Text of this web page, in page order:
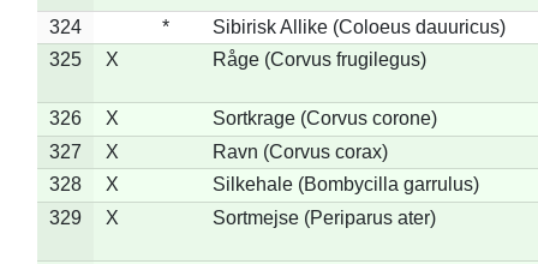
324 *
Sibirisk Allike (Coloeus dauuricus)
325
X Råge (Corvus frugilegus)
326 X
Sortkrage (Corvus corone)
327
X
Ravn (Corvus corax)
328
X
Silkehale (Bombycilla garrulus)
329
X Sortmejse (Periparus ater)